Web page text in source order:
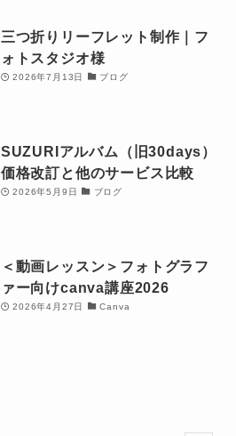
三つ折りリーフレット制作｜フ
ォトスタジオ様
2026年7月13日 ブログ
SUZURIアルバム（旧30days）
価格改訂と他のサービス比較
2026年5月9日 ブログ
＜動画レッスン＞フォトグラフ
ァー向けcanva講座2026
2026年4月27日 Canva